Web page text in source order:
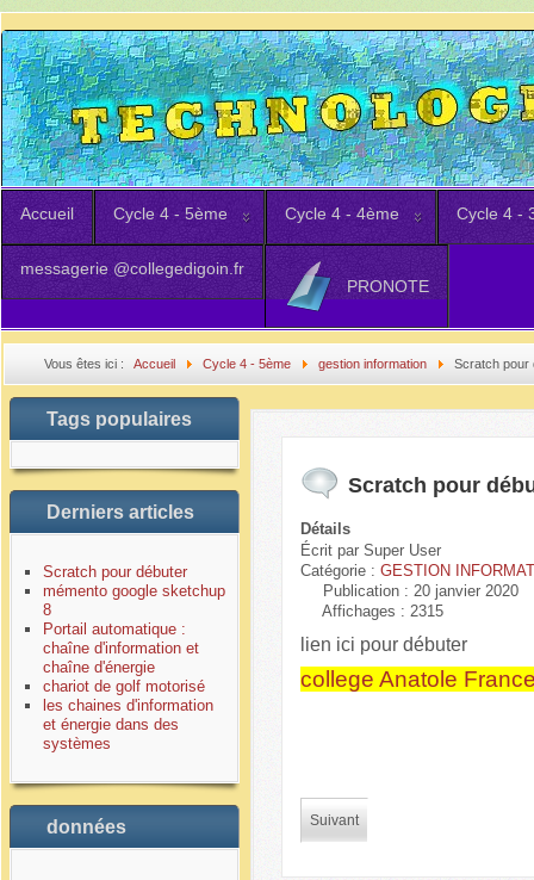
Accueil Cycle 4 - 5ème Cycle 4 - 4ème Cycle 4 -
messagerie @collegedigoin.fr
PRONOTE
Vous êtes ici : Accueil Cycle 4 - 5ème gestion information Scratch pour
Tags populaires
Derniers articles
Scratch pour débuter
mémento google sketchup
8
Portail automatique :
chaîne d'information et
chaîne d'énergie
chariot de golf motorisé
les chaines d'information
et énergie dans des
systèmes
données
Scratch pour
Détails
Écrit par Super User
Catégorie : GESTION
Publication : 20 janvier 2020
Affichages : 2315
lien ici pour débuter
college Anatole
Suivant